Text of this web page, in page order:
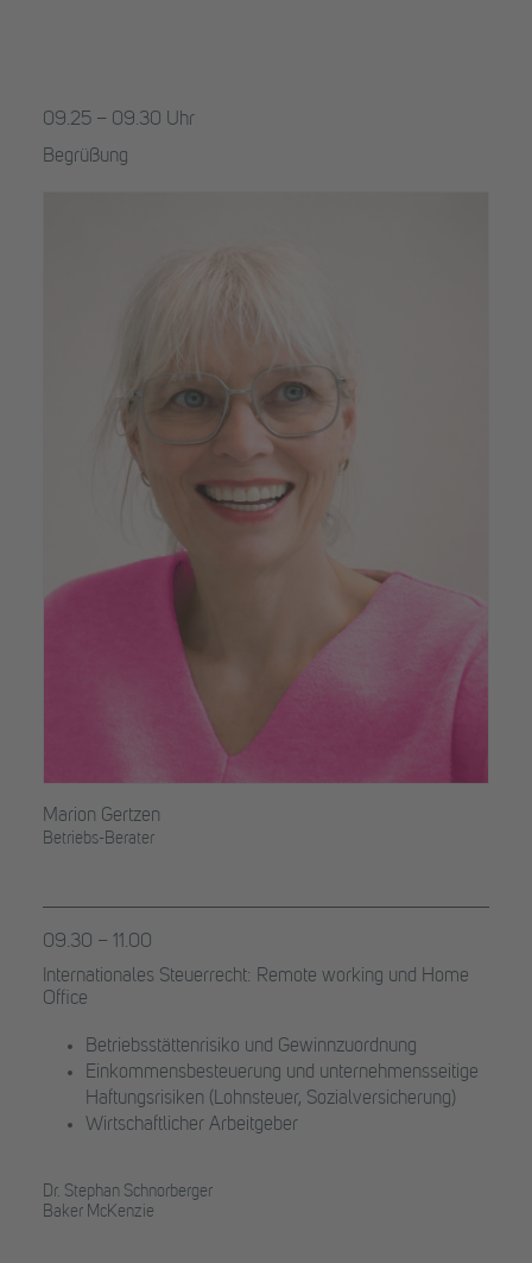
09.25 – 09.30 Uhr
Begrüßung
Marion Gertzen
Betriebs-Berater
09.30 – 11.00
Internationales Steuerrecht: Remote working und Home
Office
Betriebsstättenrisiko und Gewinnzuordnung
Einkommensbesteuerung und unternehmensseitige
Haftungsrisiken (Lohnsteuer, Sozialversicherung)
Wirtschaftlicher Arbeitgeber
Dr. Stephan Schnorberger
Baker McKenzie